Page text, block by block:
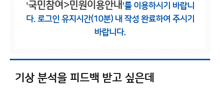
'국민참여>민원이용안내 '를 이용하시기 바랍니
다. 로그인 유지시간(10분) 내 작성 완료하여 주시기
바랍니다.
기상 분석을 피드백 받고 싶은데